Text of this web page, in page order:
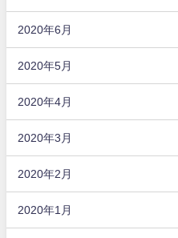
2020年6月
2020年5月
2020年4月
2020年3月
2020年2月
2020年1月